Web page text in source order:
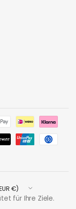
für Ihre Ziele.